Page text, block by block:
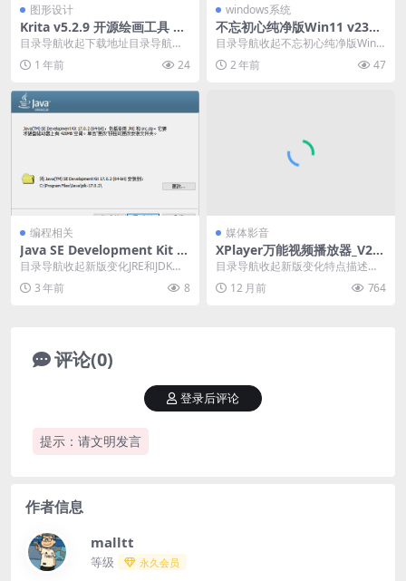
图形设计
Krita v5.2.9 开源绘画工具 安
装版/绿色便携版
目录导航收起下载地址目录导航收
起下载地址Krita 是一款自由开源的
免费绘画软件...
1 年前 24
windows系统
不忘初心纯净版Win11 v23H2
(22631.3880)
目录导航收起不忘初心纯净版Win1
1精简版系统无更新版概述：不忘初
心纯净版Win...
2 年前 47
编程相关
Java SE Development Kit 2
1(JDK)_v21.0.2
目录导航收起新版变化JRE和JDK的
区别？JAVA环境变量配置：下载地
址目录导航...
3 年前 8
媒体影音
XPlayer万能视频播放器_V2.
4.7.5_解锁会员版
目录导航收起新版变化特点描述下
载地址目录导航收起新版变化特点
描述下载地址XPla...
12 月前 764
评论(0)
提示：请文明发言
登录后评论
作者信息
malltt
等级 永久会员